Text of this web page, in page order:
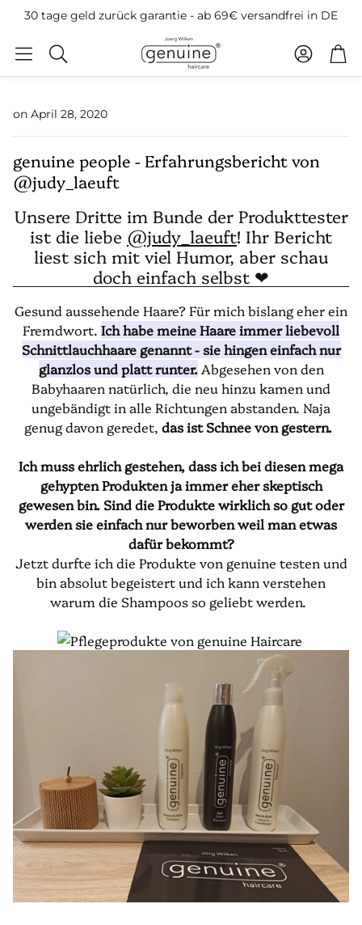
30 tage geld zurück garantie - ab 69€ versandfrei in DE
Suche
Konto
on April 28, 2020
genuine people - Erfahrungsbericht von
@judy_laeuft
Unsere Dritte im Bunde der Produkttester
ist die liebe @judy_laeuft! Ihr Bericht
liest sich mit viel Humor, aber schau
doch einfach selbst ❤
Gesund aussehende Haare? Für mich bislang eher ein
Fremdwort. Ich habe meine Haare immer liebevoll
Schnittlauchhaare genannt - sie hingen einfach nur
glanzlos und platt runter.Abgesehen von den
Babyhaaren natürlich, die neu hinzu kamen und
ungebändigt in alle Richtungen abstanden. Naja
genug davon geredet, das ist Schnee von gestern.
Ich muss ehrlich gestehen, dass ich bei diesen mega
gehypten Produkten ja immer eher skeptisch
gewesen bin. Sind die Produkte wirklich so gut oder
werden sie einfach nur beworben weil man etwas
dafür bekommt?
Jetzt durfte ich die Produkte von genuine testen und
bin absolut begeistert und ich kann verstehen
warum die Shampoos so geliebt werden.